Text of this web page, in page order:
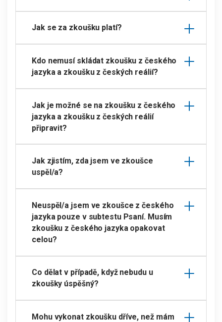
Jak se za zkoušku platí?
Kdo nemusí skládat zkoušku z českého
jazyka a zkoušku z českých reálií?
Jak je možné se na zkoušku z českého
jazyka a zkoušku z českých reálií
připravit?
Jak zjistím, zda jsem ve zkoušce
uspěl/a?
Neuspěl/a jsem ve zkoušce z českého
jazyka pouze v subtestu Psaní. Musím
zkoušku z českého jazyka opakovat
celou?
Co dělat v případě, když nebudu u
zkoušky úspěšný?
Mohu vykonat zkoušku dříve, než mám